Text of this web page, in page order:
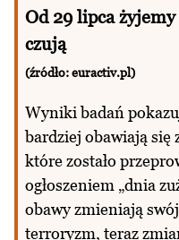
Od 29 lipca
czują
(źródło: euractiv.pl)
Wyniki badań
bardziej obawiają
które zostało
ogłoszeniem „dnia
obawy zmieniają
terroryzm, teraz